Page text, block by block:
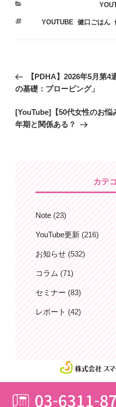
カ
ゴ
タ
YOUTUBE ,健口ごはん ,
稿
ビ
ゲ
過
去
投
稿
【PDHA】2026年5月第
の基礎：プロービング」
次
の
[YouTube]【50代女性のお
年期と関係ある？
カテ
Note (23)
YouTube更新 (216)
お知らせ (532)
コラム (71)
セミナー (83)
レポート (42)